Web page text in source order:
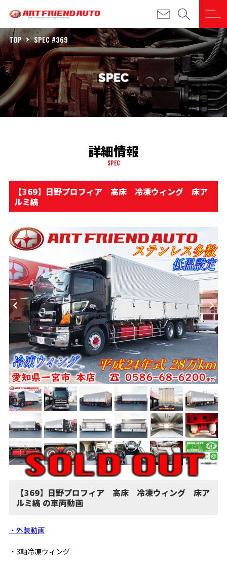
TOP SPEC #369
詳細情報
SPEC
【369】日野プロフィア 高床 冷凍ウィング 床ア
ルミ縞
【369】日野プロフィア 高床 冷凍ウィング 床ア
ルミ縞 の車両動画
・外装動画
・3軸冷凍ウィング